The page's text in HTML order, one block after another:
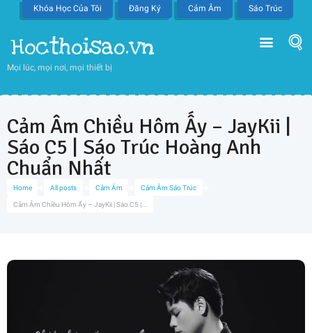
Khóa Học Của Tôi Đăng Ký Cảm Âm Sáo Trúc
Hocthoisao.vn
Mọi lúc, mọi nơi, mọi thiết bị
Home All posts Cảm Âm Cảm Âm Sáo Trúc
Cảm Âm Chiều Hôm Ấy – JayKii | Sáo C5 |...
Cảm Âm Chiều Hôm Ấy – JayKii |
Sáo C5 | Sáo Trúc Hoàng Anh
Chuẩn Nhất